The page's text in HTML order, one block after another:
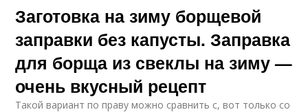
Заготовка на зиму борщевой
заправки без капусты. Заправка
для борща из свеклы на зиму —
очень вкусный рецепт
Такой вариант по праву можно сравнить с, вот только со